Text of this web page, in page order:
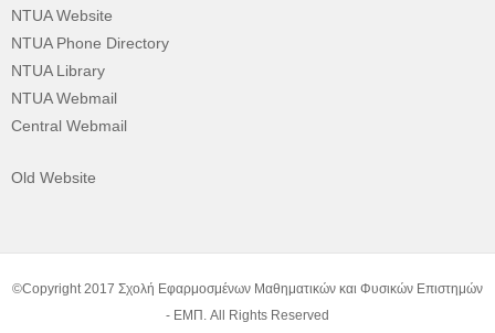
NTUA Website
NTUA Phone Directory
NTUA Library
NTUA Webmail
Central Webmail
Old Website
©Copyright 2017 Σχολή Εφαρμοσμένων Μαθηματικών και Φυσικών Επιστημών
- ΕΜΠ. All Rights Reserved